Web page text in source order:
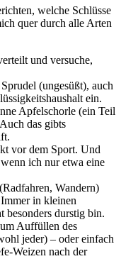
welche Schlüsse
quer durch alle Arten
und versuche,
(ungesüßt), auch
ein.
Apfelschorle (ein Teil
das gibts
vor dem Sport. Und
ich nur etwa eine
Wandern)
in kleinen
besonders durstig bin.
Auffüllen des
jeder) – oder einfach
Weizen nach der